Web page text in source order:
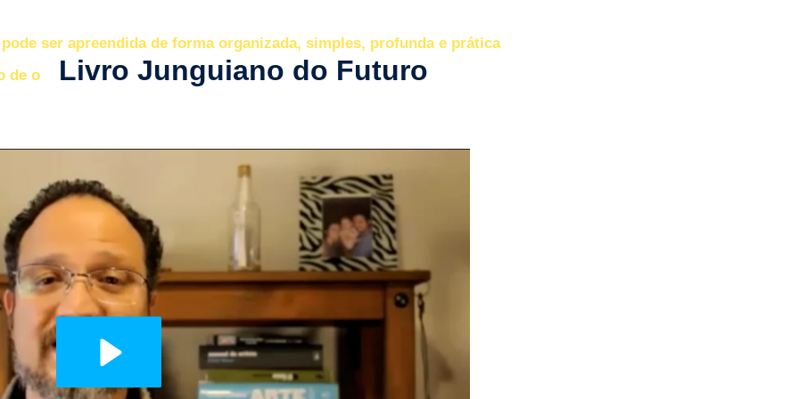
ser apreendida de forma organizada, simples, profunda e prática
de o
Livro Junguiano do Futuro